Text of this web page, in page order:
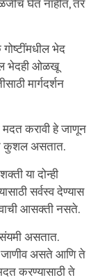
घेत नाहीत, तर
भेद
भेदही ओळखू
मार्गदर्शन
मदत करावी हे जाणून
कुशल असतात.
या दोन्ही
सर्वस्व देण्यास
आसक्ती नसते.
संयमी असतात.
जाणीव असते आणि ते
करण्यासाठी ते